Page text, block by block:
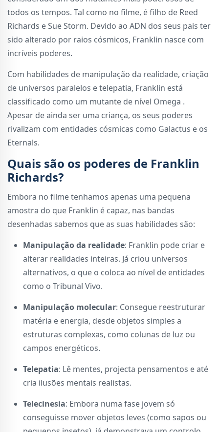
todos os tempos. Tal como no filme, é filho de Reed
Richards e Sue Storm. Devido ao ADN dos seus pais ter
sido alterado por raios cósmicos, Franklin nasce com
incríveis poderes.
Com habilidades de manipulação da realidade, criação
de universos paralelos e telepatia, Franklin está
classificado como um mutante de nível Omega .
Apesar de ainda ser uma criança, os seus poderes
rivalizam com entidades cósmicas como Galactus e os
Eternals.
Quais são os poderes de Franklin
Richards?
Embora no filme tenhamos apenas uma pequena
amostra do que Franklin é capaz, nas bandas
desenhadas sabemos que as suas habilidades são:
Manipulação da realidade: Franklin pode criar e
alterar realidades inteiras. Já criou universos
alternativos, o que o coloca ao nível de entidades
como o Tribunal Vivo.
Manipulação molecular: Consegue reestruturar
matéria e energia, desde objetos simples a
estruturas complexas, como colunas de luz ou
campos energéticos.
Telepatia: Lê mentes, projecta pensamentos e até
cria ilusões mentais realistas.
Telecinesia: Embora numa fase jovem só
conseguisse mover objetos leves (como sapos ou